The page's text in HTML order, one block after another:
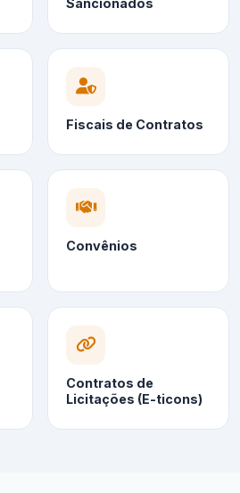
Sancionados
Fiscais de Contratos
Convênios
Contratos de
Licitações (E-ticons)